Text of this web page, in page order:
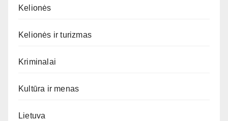
Kelionės
Kelionės ir turizmas
Kriminalai
Kultūra ir menas
Lietuva